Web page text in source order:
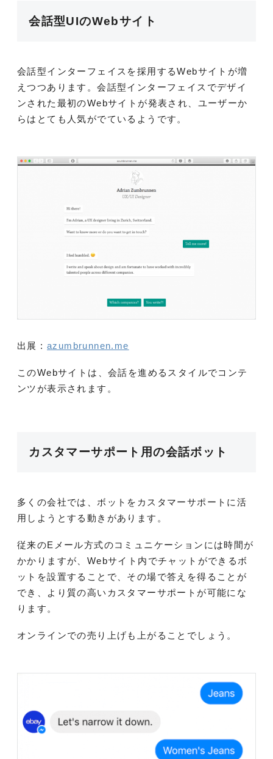
会話型UIのWebサイト
会話型インターフェイスを採用するWebサイトが増
えつつあります。会話型インターフェイスでデザイ
ンされた最初のWebサイトが発表され、ユーザーか
らはとても人気がでているようです。
出展 : azumbrunnen.me
このWebサイトは、会話を進めるスタイルでコンテ
ンツが表示されます。
カスタマーサポート用の会話ボット
多くの会社では、ボットをカスタマーサポートに活
用しようとする動きがあります。
従来のEメール方式のコミュニケーションには時間が
かかりますが、Webサイト内でチャットができるボ
ットを設置することで、その場で答えを得ることが
でき、より質の高いカスタマーサポートが可能にな
ります。
オンラインでの売り上げも上がることでしょう。